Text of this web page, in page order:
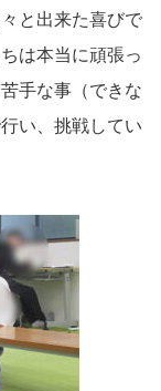
と出来た喜びで
は本当に頑張っ
手な事（できな
い、挑戦してい